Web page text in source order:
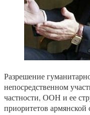
Разрешение
непосредственном
частности, ООН и ее
приоритетов